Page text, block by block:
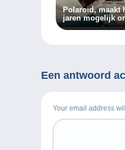
Polaroid, maakt
jaren mogelijk
te leggen!
Een antwoord
Your email address